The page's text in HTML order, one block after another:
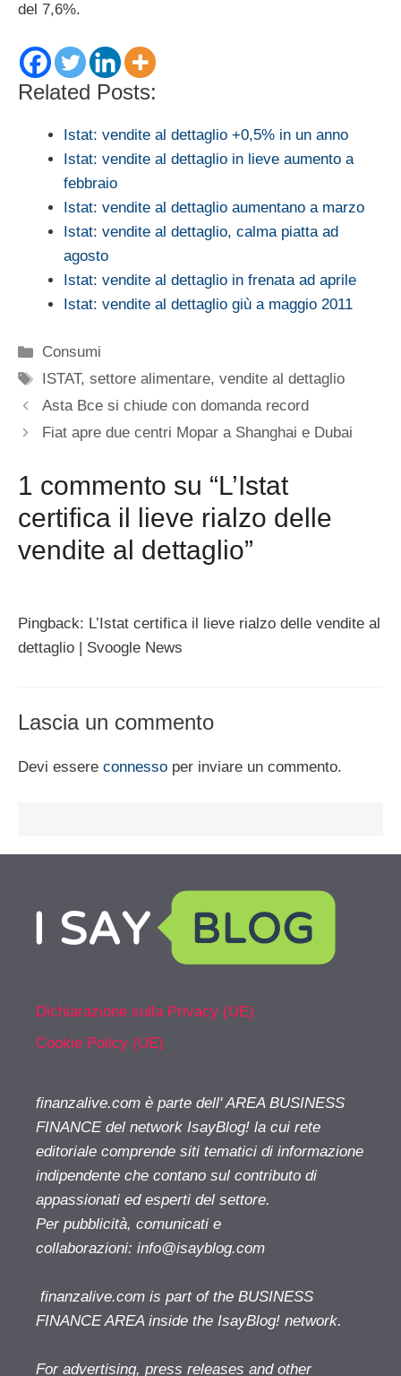
del 7,6%.
Related Posts:
Istat: vendite al dettaglio +0,5% in un anno
Istat: vendite al dettaglio in lieve aumento a
febbraio
Istat: vendite al dettaglio aumentano a marzo
Istat: vendite al dettaglio, calma piatta ad
agosto
Istat: vendite al dettaglio in frenata ad aprile
Istat: vendite al dettaglio giù a maggio 2011
Categorie
Consumi
Tag
ISTAT,settore alimentare,vendite al dettaglio
Asta Bce si chiude con domanda record
Fiat apre due centri Mopar a Shanghai e Dubai
1 commento su “L’Istat
certifica il lieve rialzo delle
vendite al dettaglio”
Pingback: L’Istat certifica il lieve rialzo delle vendite al
dettaglio | Svoogle News
Lascia un commento
Devi essere connesso per inviare un commento.
Dichiarazione sulla Privacy (UE)
Cookie Policy (UE)
finanzalive.com è parte dell' AREA BUSINESS
FINANCE del network IsayBlog! la cui rete
editoriale comprende siti tematici di informazione
indipendente che contano sul contributo di
appassionati ed esperti del settore.
Per pubblicità, comunicati e
collaborazioni: info@isayblog.com
finanzalive.com is part of the BUSINESS
FINANCE AREA inside the IsayBlog! network.
For advertising, press releases and other